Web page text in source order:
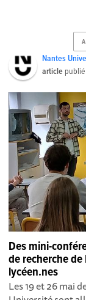
Nantes
article
Des mini-
de recherche
lycéen.nes
Les 19 et 26 mai